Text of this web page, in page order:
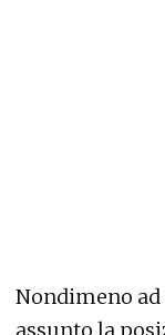
Nondimeno ad